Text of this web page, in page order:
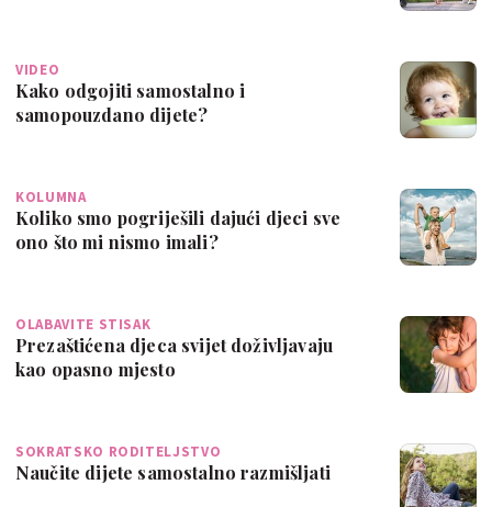
VIDEO
Kako odgojiti samostalno i
samopouzdano dijete?
KOLUMNA
Koliko smo pogriješili dajući djeci sve
ono što mi nismo imali?
OLABAVITE STISAK
Prezaštićena djeca svijet doživljavaju
kao opasno mjesto
SOKRATSKO RODITELJSTVO
Naučite dijete samostalno razmišljati